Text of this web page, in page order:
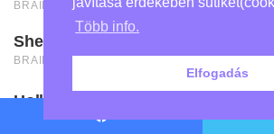
Több info.
Elfogadás